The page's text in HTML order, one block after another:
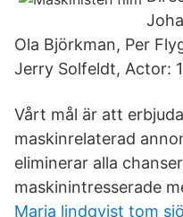
Ola Björkman, Per
Jerry Solfeldt, Actor:
Vårt mål är att
maskinrelaterad
eliminerar alla
maskinintresserade
Maria lindqvist tom